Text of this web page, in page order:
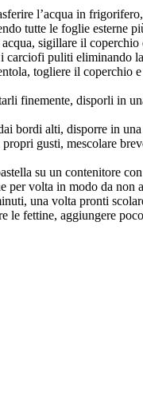
l’acqua in
tutte le foglie esterne
sigillare il
carciofi puliti eliminando
togliere il
finemente, disporli in
bordi alti, disporre in
gusti, mescolare
su un contenitore
per volta in modo da non
una volta pronti
le fettine, aggiungere